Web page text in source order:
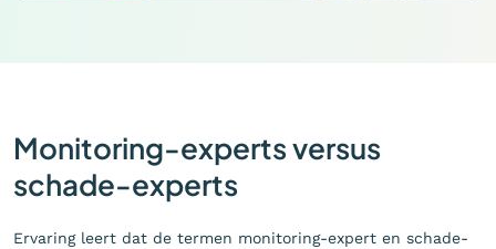
Monitoring-experts versus
schade-experts
Ervaring leert dat de termen monitoring-expert en schade-